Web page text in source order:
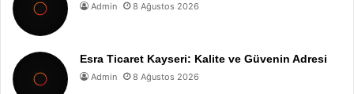
Admin 8 Ağustos 2026
Esra Ticaret Kayseri: Kalite ve Güvenin Adresi
Admin 8 Ağustos 2026